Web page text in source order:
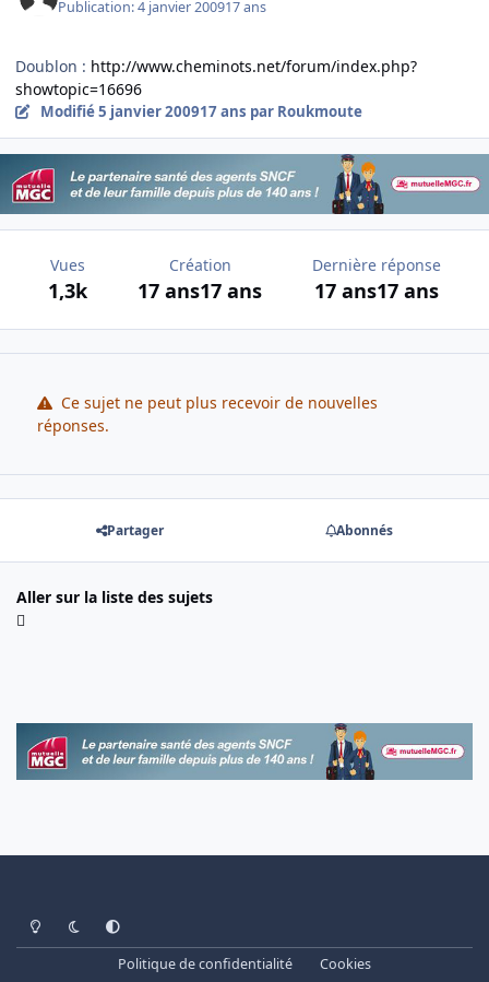
Publication:4 janvier 200917 ans
Doublon : http://www.cheminots.net/forum/index.php?
showtopic=16696
Modifié5 janvier 200917 ans par Roukmoute
Vues
1,3k
Création
17 ans17 ans
Dernière réponse
17 ans17 ans
Ce sujet ne peut plus recevoir de nouvelles
réponses.
Partager Abonnés
Aller sur la liste des sujets
Light ModeDark ModeSystem Preference
Politique de confidentialité
Cookies